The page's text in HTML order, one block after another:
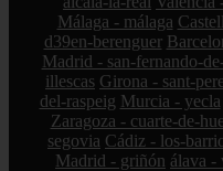
Málaga - málaga
d39en-berenguer
Madrid - san-fernando-
illescas Girona - sant-
del-raspeig Murcia - yecla
Zaragoza - cuarte-de-
segovia Cádiz - los-
Madrid - griñón álava -